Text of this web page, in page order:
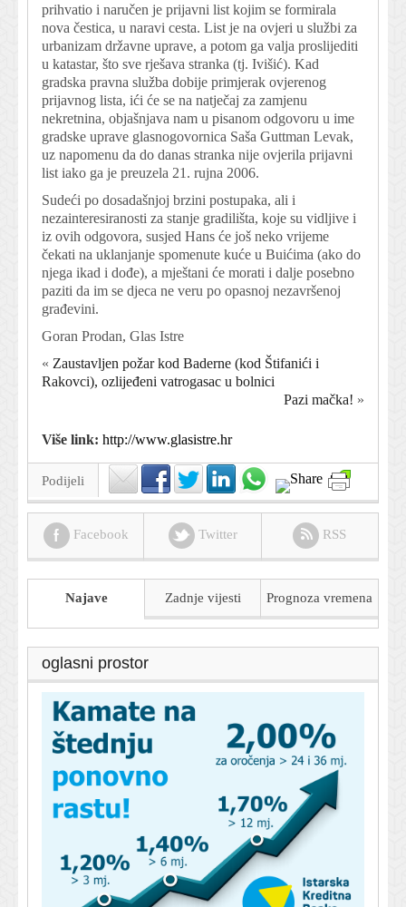
prihvatio i naručen je prijavni list kojim se formirala
nova čestica, u naravi cesta. List je na ovjeri u službi za
urbanizam državne uprave, a potom ga valja proslijediti
u katastar, što sve rješava stranka (tj. Ivišić). Kad
gradska pravna služba dobije primjerak ovjerenog
prijavnog lista, ići će se na natječaj za zamjenu
nekretnina, objašnjava nam u pisanom odgovoru u ime
gradske uprave glasnogovornica Saša Guttman Levak,
uz napomenu da do danas stranka nije ovjerila prijavni
list iako ga je preuzela 21. rujna 2006.
Sudeći po dosadašnjoj brzini postupaka, ali i
nezainteresiranosti za stanje gradilišta, koje su vidljive i
iz ovih odgovora, susjed Hans će još neko vrijeme
čekati na uklanjanje spomenute kuće u Buićima (ako do
njega ikad i dođe), a mještani će morati i dalje posebno
paziti da im se djeca ne veru po opasnoj nezavršenoj
građevini.
Goran Prodan, Glas Istre
« Zaustavljen požar kod Baderne (kod Štifanići i
Rakovci), ozlijeđeni vatrogasac u bolnici
Pazi mačka! »
Više link: http://www.glasistre.hr
Podijeli
Facebook Twitter RSS
Najave Zadnje vijesti Prognoza vremena
oglasni prostor